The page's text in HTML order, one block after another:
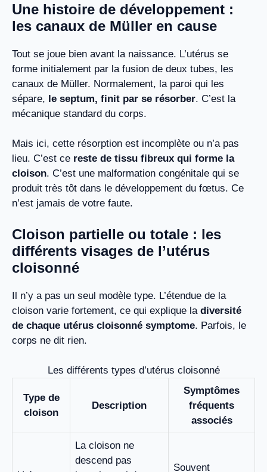
Une histoire de développement :
les canaux de Müller en cause
Tout se joue bien avant la naissance. L’utérus se
forme initialement par la fusion de deux tubes, les
canaux de Müller. Normalement, la paroi qui les
sépare, le septum, finit par se résorber. C’est la
mécanique standard du corps.
Mais ici, cette résorption est incomplète ou n’a pas
lieu. C’est ce reste de tissu fibreux qui forme la
cloison. C’est une malformation congénitale qui se
produit très tôt dans le développement du fœtus. Ce
n’est jamais de votre faute.
Cloison partielle ou totale : les
différents visages de l’utérus
cloisonné
Il n’y a pas un seul modèle type. L’étendue de la
cloison varie fortement, ce qui explique la diversité
de chaque utérus cloisonné symptome. Parfois, le
corps ne dit rien.
Les différents types d’utérus cloisonné
Type de
cloison
Description
Symptômes
fréquents
associés
La cloison ne
descend pas
Souvent